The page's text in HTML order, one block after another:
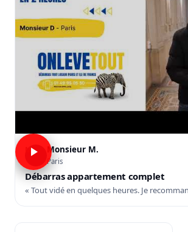
M Monsieur M.
Paris
Débarras appartement complet
« Tout vidé en quelques heures. Je